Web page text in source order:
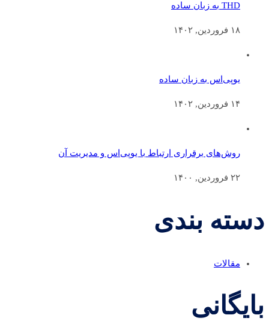
THD به زبان ساده
۱۸ فروردین, ۱۴۰۲
یوپی‌اس به زبان ساده
۱۴ فروردین, ۱۴۰۲
روش‌های برقراری ارتباط با یوپی‌اس و مدیریت آن
۲۲ فروردین, ۱۴۰۰
دسته بندی
مقالات
بایگانی